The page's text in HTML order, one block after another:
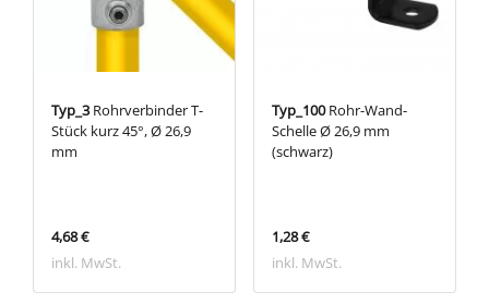
Typ_3Rohrverbinder T-
Stück kurz 45°, Ø 26,9
mm
4,68 €
inkl. MwSt.
Typ_100Rohr-Wand-
Schelle Ø 26,9 mm
(schwarz)
1,28 €
inkl. MwSt.